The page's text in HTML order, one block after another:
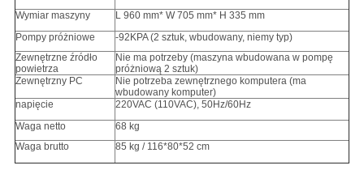
Wymiar maszyny
L 960 mm* W 705 mm* H 335 mm
Pompy próżniowe
-92KPA (2 sztuk, wbudowany, niemy typ)
Zewnętrzne źródło
powietrza
Nie ma potrzeby (maszyna wbudowana w pompę
próżniową 2 sztuk)
Zewnętrzny PC
Nie potrzeba zewnętrznego komputera (ma
wbudowany komputer)
napięcie
220VAC (110VAC), 50Hz/60Hz
Waga netto
68 kg
Waga brutto
85 kg / 116*80*52 cm